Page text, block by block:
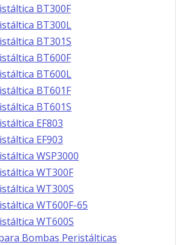
BT300F
BT300L
BT301S
BT600F
BT600L
BT601F
BT601S
EF803
EF903
WSP3000
WT300F
WT300S
WT600F-65
WT600S
Bombas Peristálticas